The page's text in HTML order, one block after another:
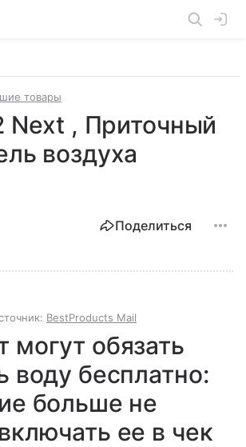
товары
Next , Приточный
воздуха
Поделиться
BestProducts Mail
обязать
воду бесплатно:
больше не
ее в чек